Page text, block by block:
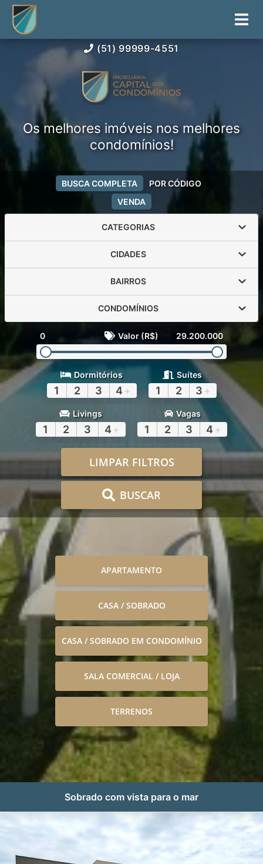
(51) 99999-4551
Os melhores imóveis nos melhores
condomínios!
VENDA
BUSCA COMPLETA POR CÓDIGO
CATEGORIAS
CIDADES
BAIRROS
CONDOMÍNIOS
0 Valor (R$) 29.200.000
Dormitórios
1 2 3 4 +
Suítes
1 2 3 +
Livings
1 2 3 4 +
Vagas
1 2 3 4 +
LIMPAR FILTROS
BUSCAR
APARTAMENTO
CASA / SOBRADO
CASA / SOBRADO EM CONDOMÍNIO
SALA COMERCIAL / LOJA
TERRENOS
Sobrado com vista para o mar